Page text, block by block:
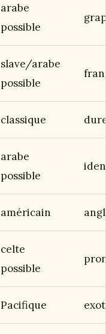
arabe
possible
slave/arabe
possible
classique
arabe
possible
américain
celte
possible
Pacifique